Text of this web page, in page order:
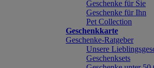
Geschenke für Sie
Geschenke für Ihn
Pet Collection
Geschenkkarte
Geschenke-Ratgeber
Unsere
Geschenksets